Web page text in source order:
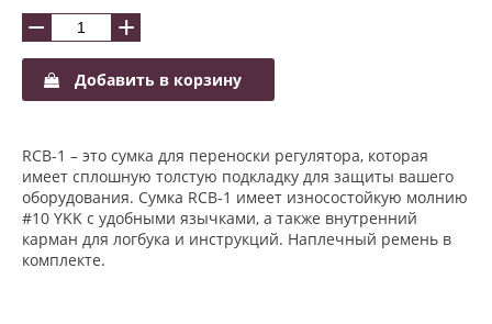
− +
Добавить в корзину
RCB-1 – это сумка для переноски регулятора, которая
имеет сплошную толстую подкладку для защиты вашего
оборудования. Сумка RCB-1 имеет износостойкую молнию
#10 YKK с удобными язычками, а также внутренний
карман для логбука и инструкций. Наплечный ремень в
комплекте.